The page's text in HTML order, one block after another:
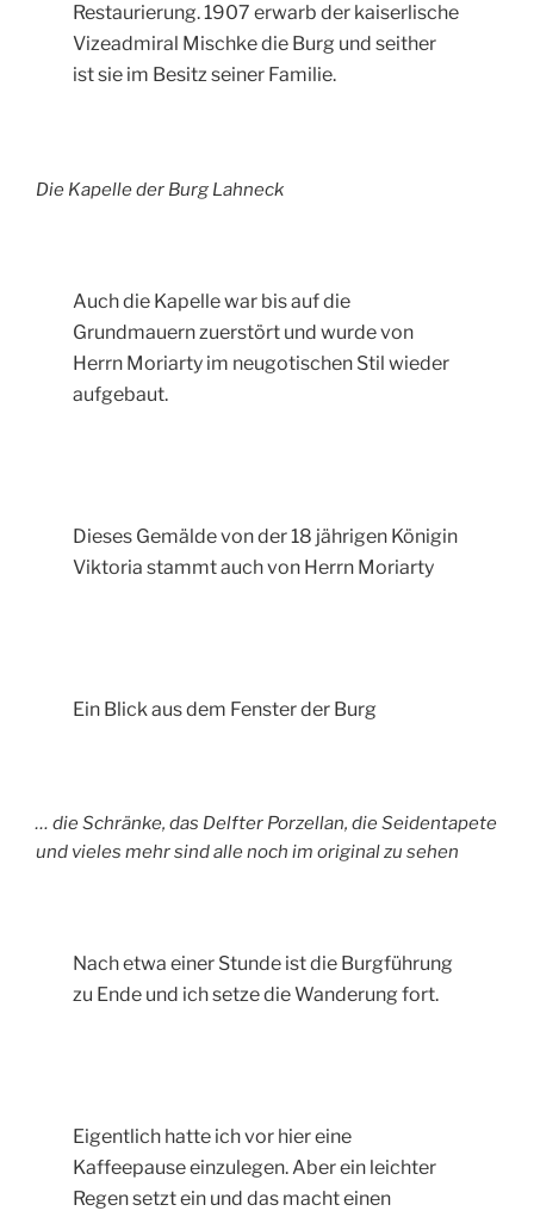
Restaurierung. 1907 erwarb der kaiserlische
Vizeadmiral Mischke die Burg und seither
ist sie im Besitz seiner Familie.
Die Kapelle der Burg Lahneck
Auch die Kapelle war bis auf die
Grundmauern zuerstört und wurde von
Herrn Moriarty im neugotischen Stil wieder
aufgebaut.
Dieses Gemälde von der 18 jährigen Königin
Viktoria stammt auch von Herrn Moriarty
Ein Blick aus dem Fenster der Burg
… die Schränke, das Delfter Porzellan, die Seidentapete
und vieles mehr sind alle noch im original zu sehen
Nach etwa einer Stunde ist die Burgführung
zu Ende und ich setze die Wanderung fort.
Eigentlich hatte ich vor hier eine
Kaffeepause einzulegen. Aber ein leichter
Regen setzt ein und das macht einen